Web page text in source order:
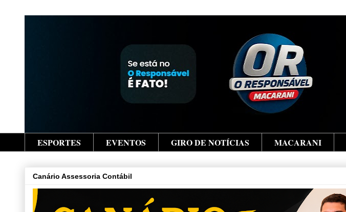
ESPORTES EVENTOS GIRO DE NOTÍCIAS MACARANI
Canário Assessoria Contábil